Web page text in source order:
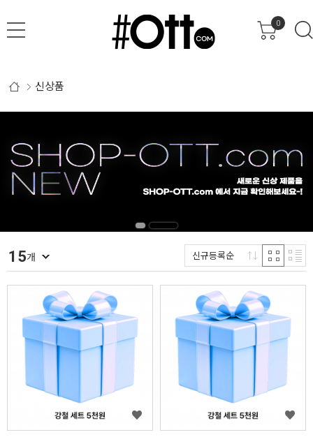
0
신상품
15개 신규등록순